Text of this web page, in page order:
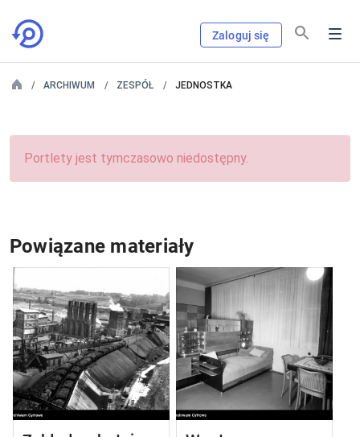
Zaloguj się
ARCHIWUM ZESPÓŁ JEDNOSTKA
Portlety jest tymczasowo niedostępny.
Powiązane materiały